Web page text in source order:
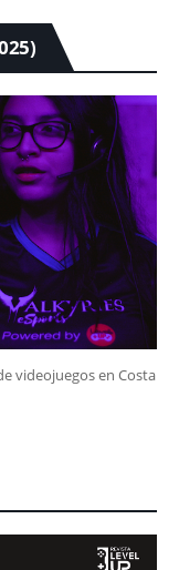
videojuegos en Costa